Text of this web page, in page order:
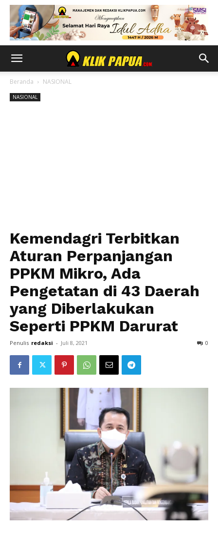
Beranda NASIONAL
NASIONAL
Kemendagri Terbitkan
Aturan Perpanjangan
PPKM Mikro, Ada
Pengetatan di 43 Daerah
yang Diberlakukan
Seperti PPKM Darurat
Penulis redaksi - Juli 8, 2021 0